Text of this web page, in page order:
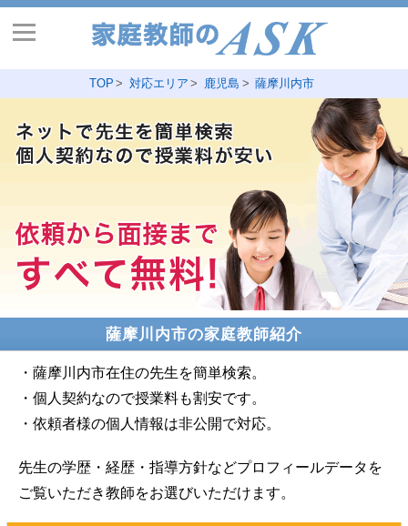
TOP 対応エリア 鹿児島 薩摩川内市
薩摩川内市の家庭教師紹介
・薩摩川内市在住の先生を簡単検索。
・個人契約なので授業料も割安です。
・依頼者様の個人情報は非公開で対応。
先生の学歴・経歴・指導方針などプロフィールデータを
ご覧いただき教師をお選びいただけます。